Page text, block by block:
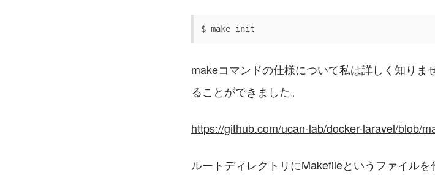
$ make init
makeコマンドの仕様について私は詳しく知り
ることができました。
https://github.com/ucan-lab/docker-laravel/blob/
ルートディレクトリにMakefileというファイル